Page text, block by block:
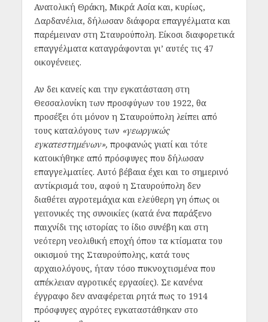
Ανατολική Θράκη, Μικρά Ασία και, κυρίως,
Δαρδανέλια, δήλωσαν διάφορα επαγγέλματα και
παρέμειναν στη Σταυρούπολη. Είκοσι διαφορετικά
επαγγέλματα καταγράφονται γι’ αυτές τις 47
οικογένειες.
Αν δει κανείς και την εγκατάσταση στη
Θεσσαλονίκη των προσφύγων του 1922, θα
προσέξει ότι μόνον η Σταυρούπολη λείπει από
τους καταλόγους των «γεωργικώς
εγκατεστημένων», προφανώς γιατί και τότε
κατοικήθηκε από πρόσφυγες που δήλωσαν
επαγγελματίες. Αυτό βέβαια έχει και το σημερινό
αντίκρισμά του, αφού η Σταυρούπολη δεν
διαθέτει αγροτεμάχια και ελεύθερη γη όπως οι
γειτονικές της συνοικίες (κατά ένα παράξενο
παιχνίδι της ιστορίας το ίδιο συνέβη και στη
νεότερη νεολιθική εποχή όπου τα κτίσματα του
οικισμού της Σταυρούπολης, κατά τους
αρχαιολόγους, ήταν τόσο πυκνοχτισμένα που
απέκλειαν αγροτικές εργασίες). Σε κανένα
έγγραφο δεν αναφέρεται ρητά πως το 1914
πρόσφυγες αγρότες εγκαταστάθηκαν στο